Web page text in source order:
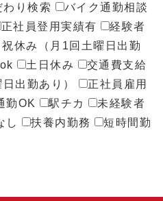
送
わり検索
バイク通勤相談
正社員登用実績有
経験者
祝休み（月1回土曜日出勤
土日休み
交通費支給
出勤あり）
正社員雇用
勤OK 駅チカ
未経験者
し 扶養内勤務
短時間勤